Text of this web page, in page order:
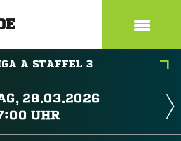
A STAFFEL 3

